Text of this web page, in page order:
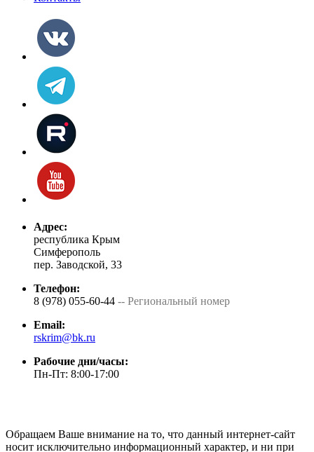
Адрес:
республика Крым
Симферополь
пер. Заводской, 33
Телефон:
8 (978) 055-60-44 -- Региональный номер
Email:
rskrim@bk.ru
Рабочие дни/часы:
Пн-Пт: 8:00-17:00
Обращаем Ваше внимание на то, что данный интернет-сайт
носит исключительно информационный характер, и ни при